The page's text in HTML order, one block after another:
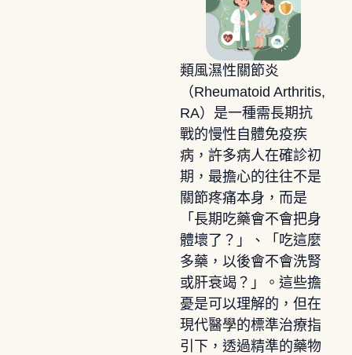
類風濕性關節炎
（Rheumatoid Arthritis,
RA）是一種需長期抗
戰的慢性自體免疫疾
病，許多病人在確診初
期，最擔心的往往不是
關節疼痛本身，而是
「長期吃藥會不會把身
體壞了？」、「吃這麼
多藥，以後會不會洗腎
或肝衰竭？」。這些擔
憂是可以理解的，但在
現代醫學的標準治療指
引下，透過精準的藥物